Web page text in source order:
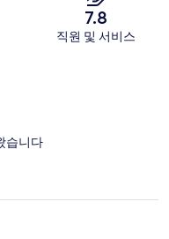
7.8
직원 및 서비스
습니다